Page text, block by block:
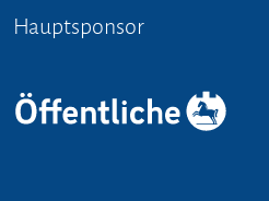
Hauptsponsor